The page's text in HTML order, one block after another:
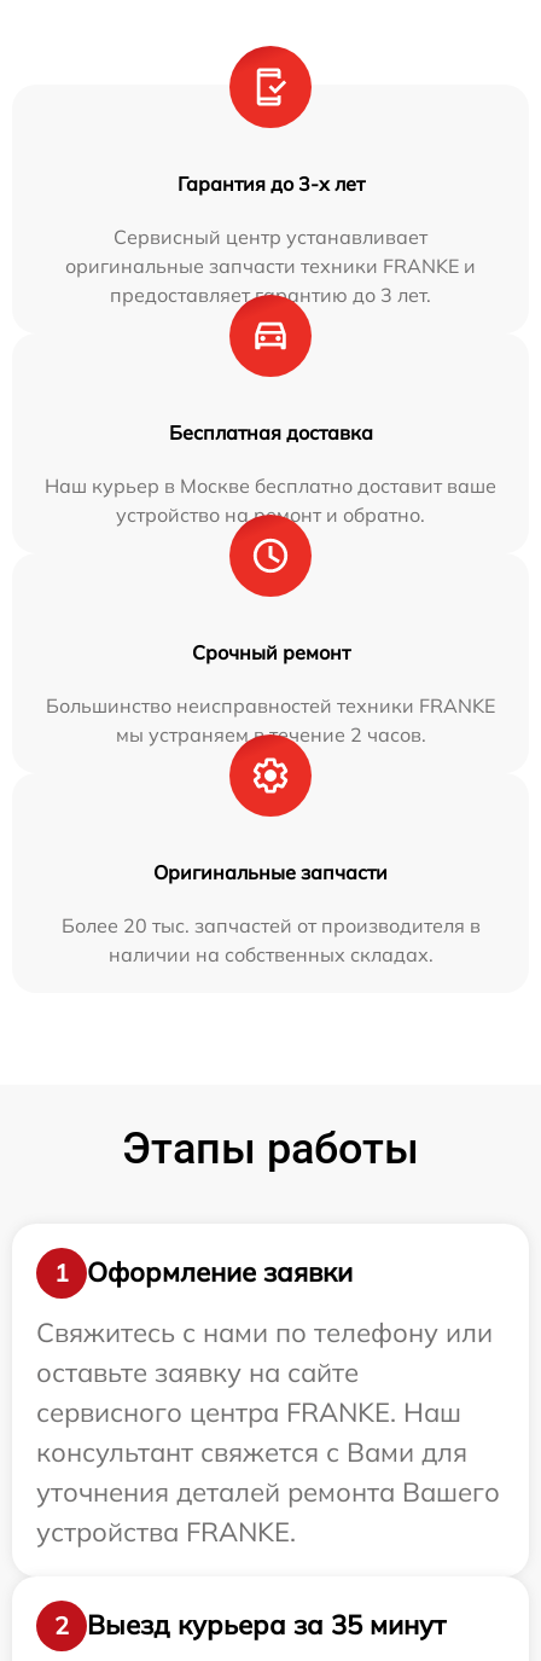
Гарантия до 3-х лет
Сервисный центр устанавливает
оригинальные запчасти техники FRANKE и
предоставляет гарантию до 3 лет.
Бесплатная доставка
Наш курьер в Москве бесплатно доставит ваше
устройство на ремонт и обратно.
Срочный ремонт
Большинство неисправностей техники FRANKE
мы устраняем в течение 2 часов.
Оригинальные запчасти
Более 20 тыс. запчастей от производителя в
наличии на собственных складах.
Этапы работы
1
Оформление заявки
Свяжитесь с нами по телефону или
оставьте заявку на сайте
сервисного центра FRANKE. Наш
консультант свяжется с Вами для
уточнения деталей ремонта Вашего
устройства FRANKE.
2
Выезд курьера за 35 минут